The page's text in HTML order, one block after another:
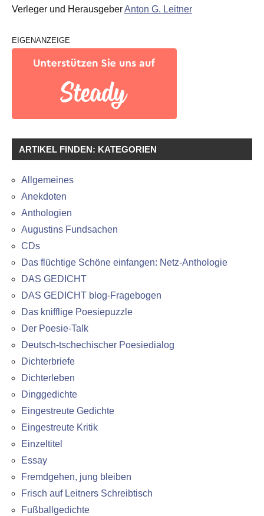
Verleger und HerausgeberAnton G. Leitner
EIGENANZEIGE
ARTIKEL FINDEN: KATEGORIEN
Allgemeines
Anekdoten
Anthologien
Augustins Fundsachen
CDs
Das flüchtige Schöne einfangen: Netz-Anthologie
DAS GEDICHT
DAS GEDICHT blog-Fragebogen
Das knifflige Poesiepuzzle
Der Poesie-Talk
Deutsch-tschechischer Poesiedialog
Dichterbriefe
Dichterleben
Dinggedichte
Eingestreute Gedichte
Eingestreute Kritik
Einzeltitel
Essay
Fremdgehen, jung bleiben
Frisch auf Leitners Schreibtisch
Fußballgedichte